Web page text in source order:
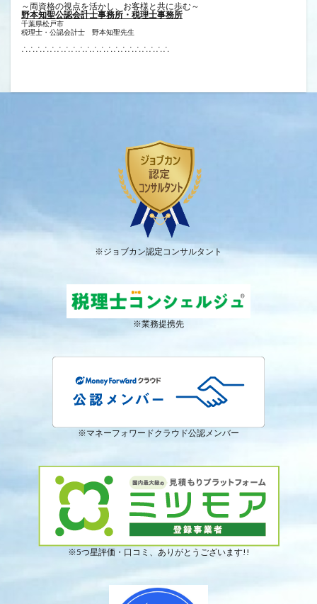
～両資格の視点を活かし、お客様と共に歩む～
野本知聖公認会計士事務所・税理士事務所
千葉県松戸市
税理士・公認会計士 野本知聖先生
∴∴∴∴∴∴∴∴∴∴∴∴∴∴∴∴∴∴∴∴∴
※ジョブカン認定コンサルタント
※業務提携先
※マネーフォワードクラウド公認メンバー
※5つ星評価・口コミ、ありがとうございます!!